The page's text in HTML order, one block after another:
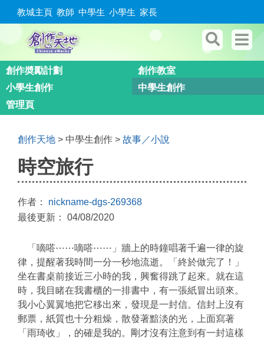
教城主頁 教師 中學生 小學生 家長
創作奬勵計劃
創作教室
小學生創作
中學生創作
管理頁
創作天地 > 中學生創作 > 故事／小說
時空旅行
作者： nickname-dgs-269368
最後更新： 04/08/2020
「嘀嗒⋯⋯嘀嗒⋯⋯」牆上的時鐘唱著千遍一律的旋
律，提醒著我時間一分一秒地流逝。「終於做完了！」
坐在書桌前接近三小時的我，興奮得跳了起來。就在這
時，我目睹在我書櫃的一排書中，有一張紙冒出頭來。
我小心翼翼地把它移出來，發現是一封信。信封上沒有
郵票，紙質也十分粗燥，散發著黯淡的光，上面寫著
「雨琦收」，的確是我的。剛才沒有注意到有一封這樣